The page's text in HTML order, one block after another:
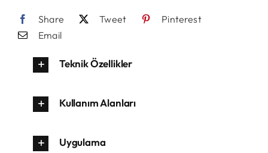
Share Tweet
Pinterest
Email
Teknik Özellikler
Kullanım Alanları
Uygulama